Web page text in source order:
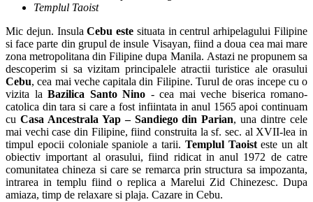
Templul Taoist
Mic dejun. InsulaCebu este situata in centrul arhipelagului Filipine
si face parte din grupul de insule Visayan, fiind a doua cea mai mare
zona metropolitana din Filipine dupa Manila. Astazi ne propunem sa
descoperim si sa vizitam principalele atractii turistice ale orasului
Cebu, cea mai veche capitala din Filipine. Turul de oras incepe cu o
vizita la Bazilica Santo Nino - cea mai veche biserica romano-
catolica din tara si care a fost infiintata in anul 1565 apoi continuam
cu Casa Ancestrala Yap – Sandiego din Parian, una dintre cele
mai vechi case din Filipine, fiind construita la sf. sec. al XVII-lea in
timpul epocii coloniale spaniole a tarii. Templul Taoisteste un alt
obiectiv important al orasului, fiind ridicat in anul 1972 de catre
comunitatea chineza si care se remarca prin structura sa impozanta,
intrarea in templu fiind o replica a Marelui Zid Chinezesc. Dupa
amiaza, timp de relaxare si plaja. Cazare in Cebu.